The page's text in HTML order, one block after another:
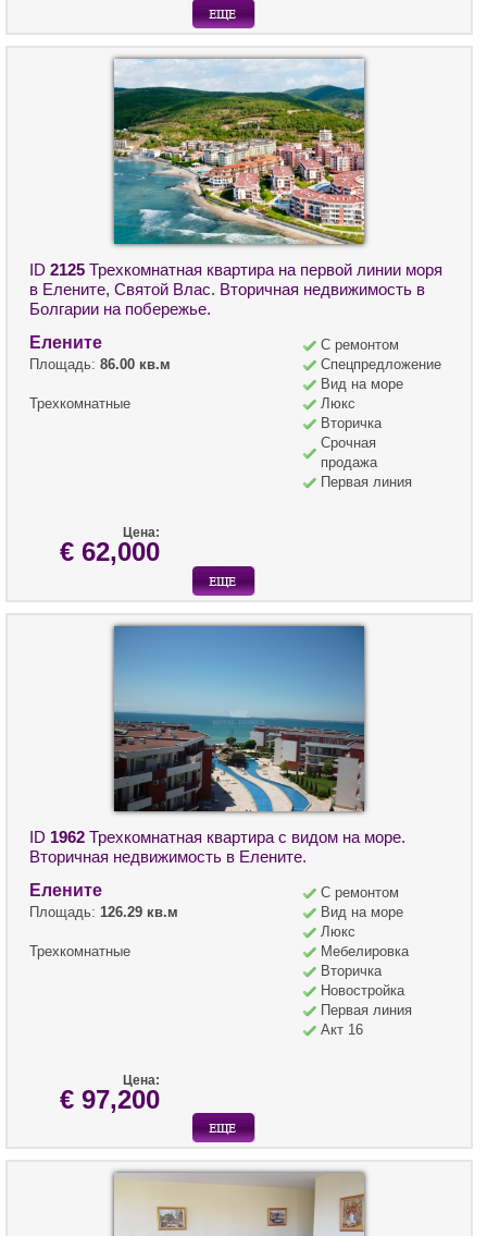
ID 2125 Трехкомнатная квартира на первой линии моря
в Елените, Святой Влас. Вторичная недвижимость в
Болгарии на побережье.
Елените
Площадь: 86.00 кв.м
Трехкомнатные
С ремонтом
Спецпредложение
Вид на море
Люкс
Вторичка
Срочная
продажа
Первая линия
Цена:
€ 62,000
ID 1962 Трехкомнатная квартира с видом на море.
Вторичная недвижимость в Елените.
Елените
Площадь: 126.29 кв.м
Трехкомнатные
С ремонтом
Вид на море
Люкс
Мебелировка
Вторичка
Новостройка
Первая линия
Акт 16
Цена:
€ 97,200